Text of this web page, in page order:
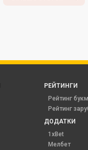
РЕЙТИНГИ
Рейтинг
Рейтинг
ДОДАТКИ
1xBet
Мелбет